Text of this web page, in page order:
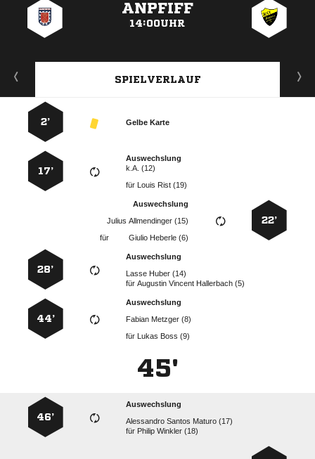
ANPFIFF
14:00UHR
SPIELVERLAUF
Gelbe Karte
2’
Auswechslung
k.A. (12)
für   
17’
22’
Auswechslung
  
für
  
Auswechslung
  
für   
28’
Auswechslung
  
für   
44’
45'
Auswechslung
   
für   
46’